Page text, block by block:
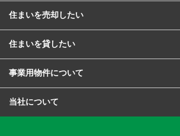
住まいを売却したい
住まいを貸したい
事業用物件について
当社について